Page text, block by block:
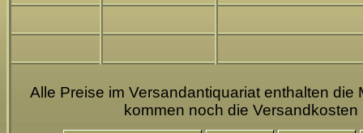
Alle Preise im Versandantiquariat enthalten die
kommen noch die Versandkosten